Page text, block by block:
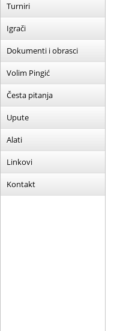
Turniri
Igrači
Dokumenti i obrasci
Volim Pingić
Česta pitanja
Upute
Alati
Linkovi
Kontakt